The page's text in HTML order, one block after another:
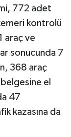
772 adet
kontrolü
araç ve
sonucunda 7
368 araç
el
47
kazasına da